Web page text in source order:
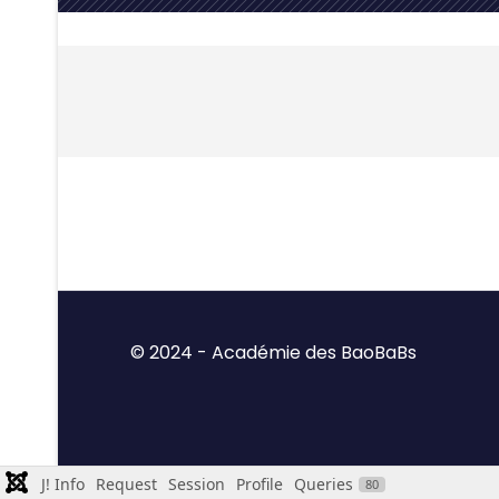
© 2024 - Académie des BaoBaBs
J! Info Request Session Profile Queries 80